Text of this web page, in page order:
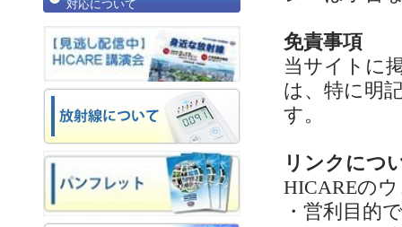
対応について
免責事項
当サイトに
は、特に明
す。
リンクにつ
HICAREの
・営利目的